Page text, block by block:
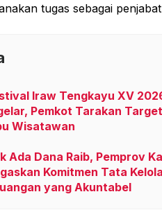
tugas sebagai
Iraw Tengkayu XV
Pemkot Tarakan
Wisatawan
Ada Dana Raib, Pemprov
Komitmen Tata Kelola
yang Akuntabel